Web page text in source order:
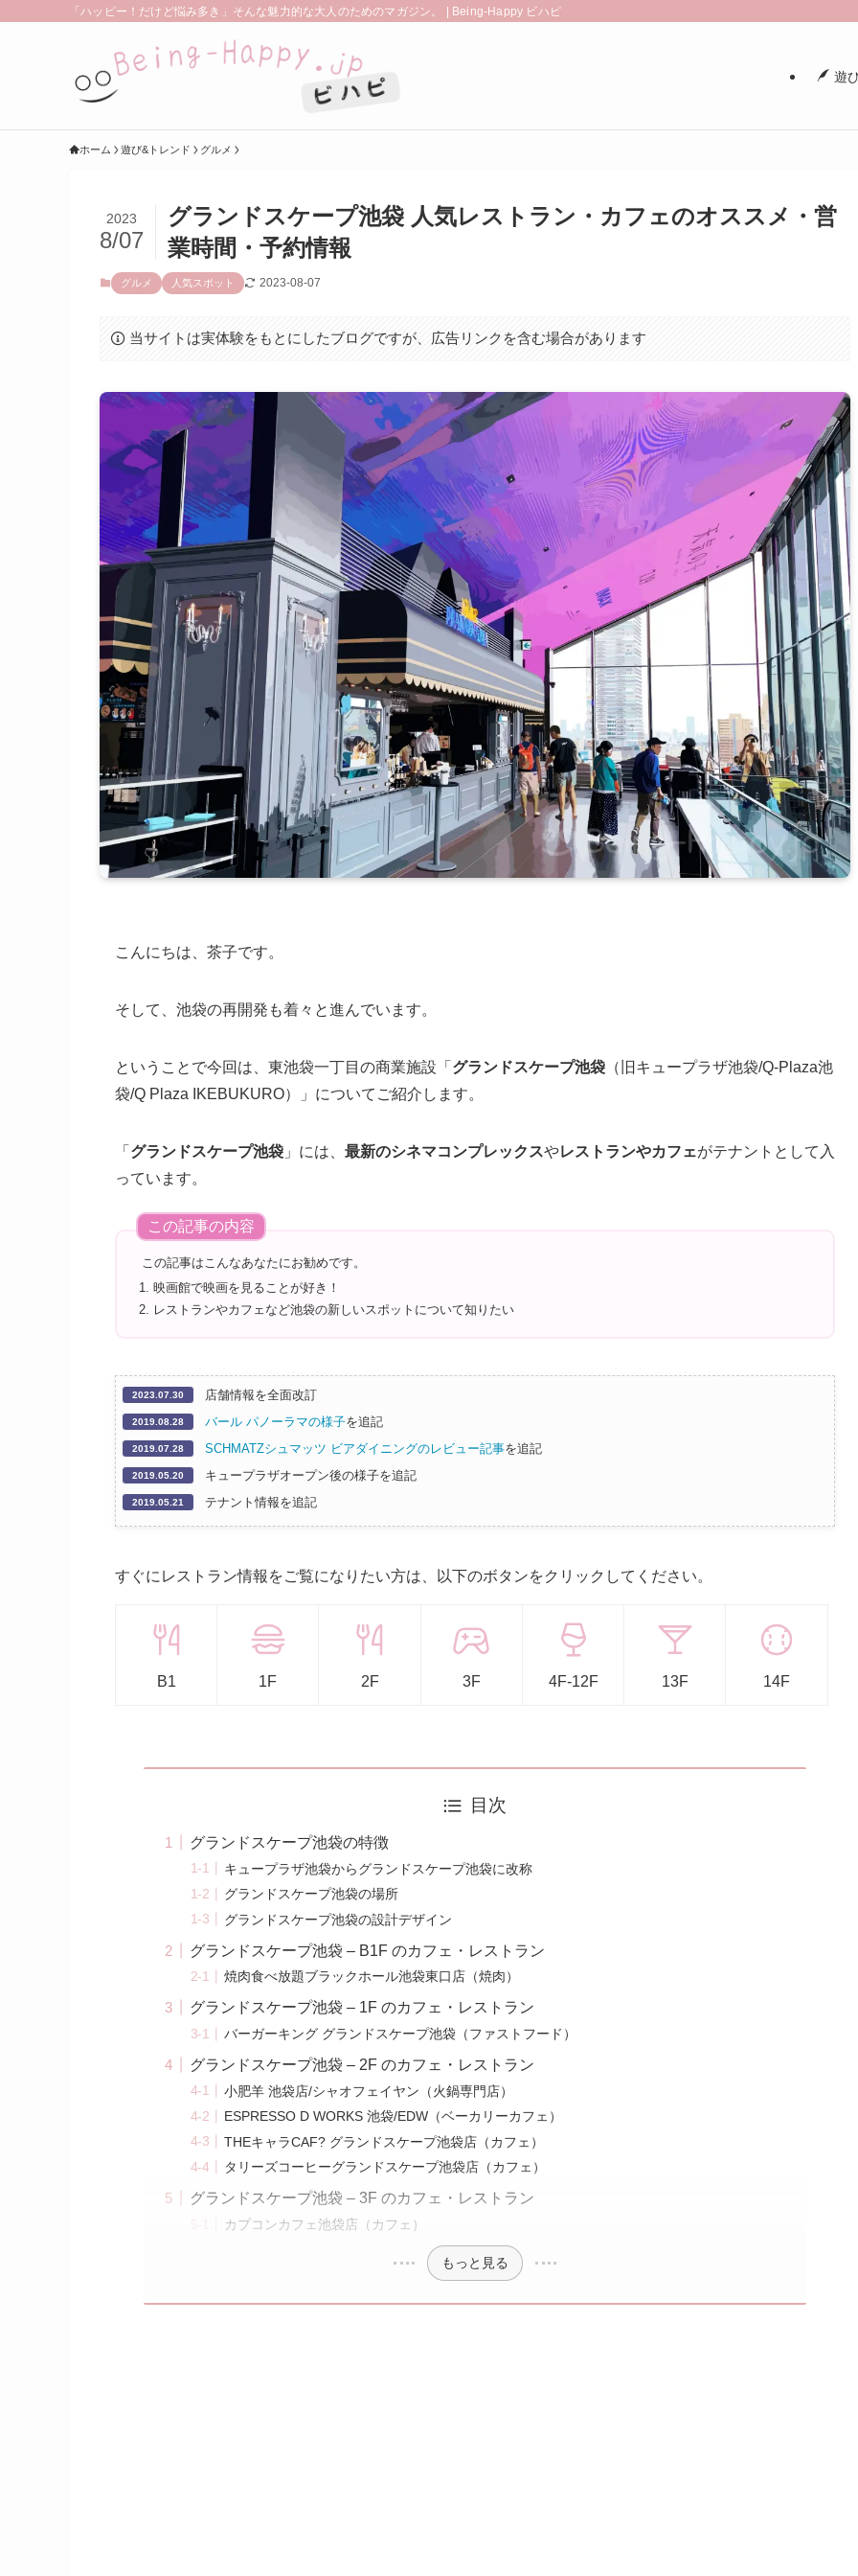
「ハッピー！だけど悩み多き」そんな魅力的な大人のためのマガジン。 | Being-Happy ビハピ
遊
ホーム 遊び&トレンド グルメ
グランドスケープ池袋 人気レストラン・カフェのオススメ・営
業時間・予約情報
2023
8/07
グルメ 人気スポット 2023-08-07
当サイトは実体験をもとにしたブログですが、広告リンクを含む場合があります
こんにちは、茶子です。
そして、池袋の再開発も着々と進んでいます。
ということで今回は、東池袋一丁目の商業施設「 グランドスケープ池袋 （旧キュープラザ池袋/Q-Plaza池
袋/Q Plaza IKEBUKURO）」についてご紹介します。
「 グランドスケープ池袋 」には、 最新のシネマコンプレックスやレストランやカフェがテナントとして入
っています。
この記事の内容
この記事はこんなあなたにお勧めです。
映画館で映画を見ることが好き！
レストランやカフェなど池袋の新しいスポットについて知りたい
2023.07.30 店舗情報を全面改訂
2019.08.28 バール パノーラマの様子を追記
2019.07.28 SCHMATZシュマッツ ビアダイニングのレビュー記事を追記
2019.05.20 キュープラザオープン後の様子を追記
2019.05.21 テナント情報を追記
すぐにレストラン情報をご覧になりたい方は、以下のボタンをクリックしてください。
B1 1F 2F 3F 4F-12F 13F 14F
目次
グランドスケープ池袋の特徴
キュープラザ池袋からグランドスケープ池袋に改称
グランドスケープ池袋の場所
グランドスケープ池袋の設計デザイン
グランドスケープ池袋 – B1F のカフェ・レストラン
焼肉食べ放題ブラックホール池袋東口店（焼肉）
グランドスケープ池袋 – 1F のカフェ・レストラン
バーガーキング グランドスケープ池袋（ファストフード）
グランドスケープ池袋 – 2F のカフェ・レストラン
小肥羊 池袋店/シャオフェイヤン（火鍋専門店）
ESPRESSO D WORKS 池袋/EDW（ベーカリーカフェ）
THEキャラCAF? グランドスケープ池袋店（カフェ）
タリーズコーヒーグランドスケープ池袋店（カフェ）
グランドスケープ池袋 – 3F のカフェ・レストラン
カプコンカフェ池袋店（カフェ）
もっと見る